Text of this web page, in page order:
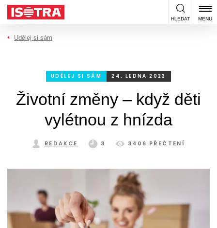
Přeskočit na obsah
HLEDAT MENU
Udělej si sám
UDĚLEJ SI SÁM 24. LEDNA 2023
Životní změny – když děti
vylétnou z hnízda
REDAKCE 3 3406 PŘEČTENÍ